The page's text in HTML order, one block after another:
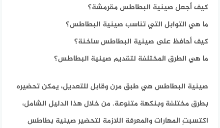
كيف أجعل صينية البطاطس مقرمشة؟
ما هي التوابل التي تناسب صينية البطاطس؟
كيف أحافظ على صينية البطاطس ساخنة؟
ما هي الطرق المختلفة لتقديم صينية البطاطس؟
صينية البطاطس هي طبق مرن وقابل للتعديل، يمكن تحضيره
بطرق مختلفة وبنكهة متنوعة. من خلال هذا الدليل الشامل،
اكتسبتِ المهارات والمعرفة اللازمة لتحضير صينية بطاطس